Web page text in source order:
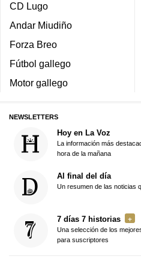
CD Lugo
Andar Miudiño
Forza Breo
Fútbol gallego
Motor gallego
NEWSLETTERS
Hoy en La Voz
La información más
hora de la mañana
Al final del día
Un resumen de las noticias
7 días 7 historias
Una selección de los
para suscriptores